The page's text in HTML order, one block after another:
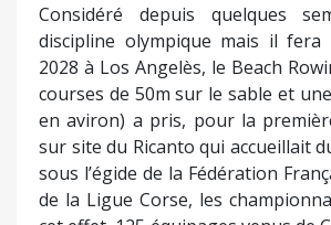
Considéré depuis quelques
discipline olympique mais il
2028 à Los Angelès, le Beach
courses de 50m sur le sable et
en aviron) a pris, pour la
sur site du Ricanto qui accueillait
sous l’égide de la Fédération
de la Ligue Corse, les